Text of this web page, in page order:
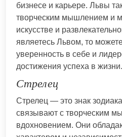
бизнесе и карьере. Львы
творческим мышлением и
искусстве и
являетесь Львом, то
уверенность в себе и
достижения успеха в жизни.
Стрелец
Стрелец — это знак
связывают с творческим
вдохновением. Они